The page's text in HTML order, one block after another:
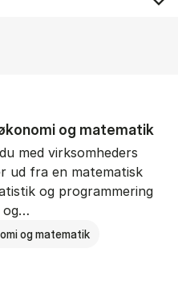
og ma­te­ma­tik
med virksomheders
ud fra en matematisk
og programmering
og…
og matematik